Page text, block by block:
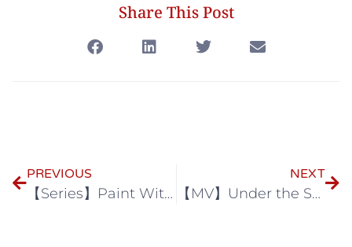
Share This Post
PREVIOUS
【Series】Paint With Love ใส่รักป้ายสี
NEXT
【MV】Under the Same Moon ลาวดวงเดือน 2021